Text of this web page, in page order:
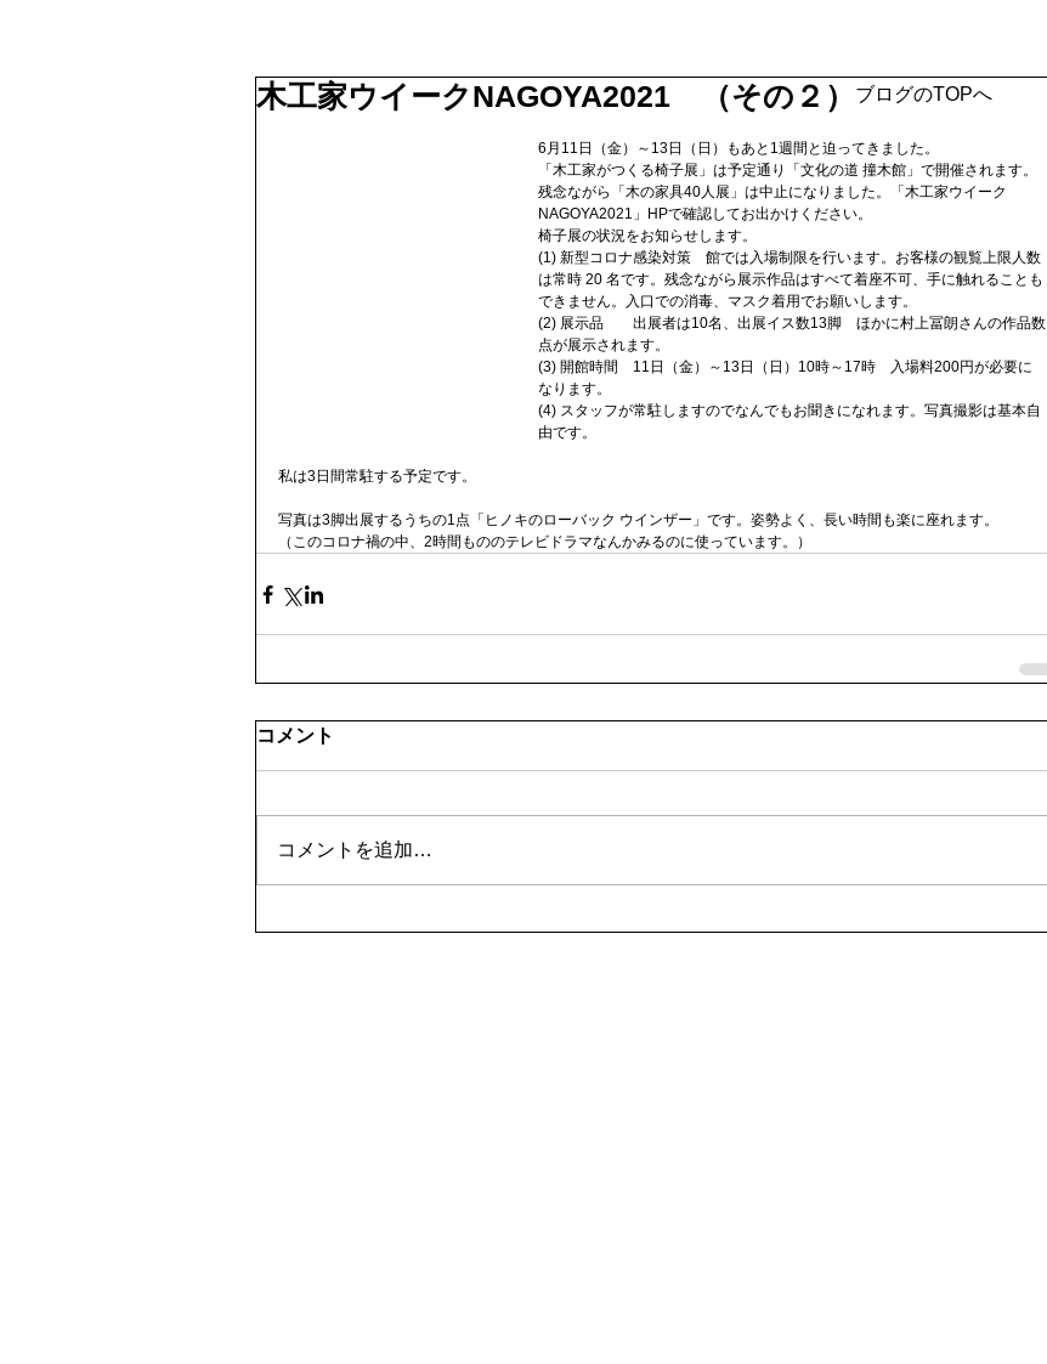
木工家ウイークNAGOYA2021 （その２）
6月11日（金）～13日（日）もあと1週間と迫ってきました。
「木工家がつくる椅子展」は予定通り「文化の道 撞木館」で開催されます。
残念ながら「木の家具40人展」は中止になりました。「木工家ウイーク
NAGOYA2021」HPで確認してお出かけください。
椅子展の状況をお知らせします。
(1) 新型コロナ感染対策　館では入場制限を行います。お客様の観覧上限人数
は常時 20 名です。残念ながら展示作品はすべて着座不可、手に触れることも
できません。入口での消毒、マスク着用でお願いします。
(2) 展示品　　出展者は10名、出展イス数13脚　ほかに村上冨朗さんの作品数
点が展示されます。
(3) 開館時間　11日（金）～13日（日）10時～17時　入場料200円が必要に
なります。
(4) スタッフが常駐しますのでなんでもお聞きになれます。写真撮影は基本自
由です。
私は3日間常駐する予定です。
写真は3脚出展するうちの1点「ヒノキのローバック ウインザー」です。姿勢よく、長い時間も楽に座れます。
（このコロナ禍の中、2時間もののテレビドラマなんかみるのに使っています。）
コメント
コメントを追加…
ブログのTOPへ